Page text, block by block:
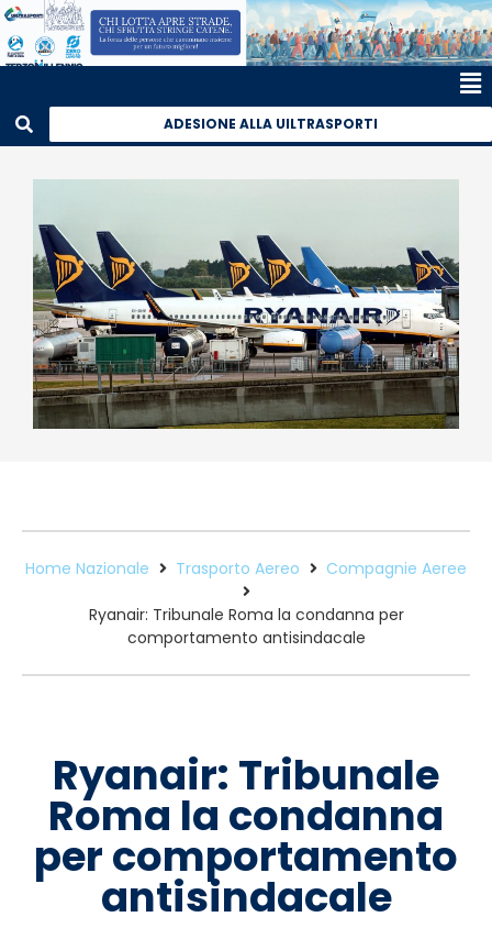
ADESIONE ALLA UILTRASPORTI
Home Nazionale Trasporto Aereo Compagnie Aeree
Ryanair: Tribunale Roma la condanna per
comportamento antisindacale
Ryanair: Tribunale
Roma la condanna
per comportamento
antisindacale